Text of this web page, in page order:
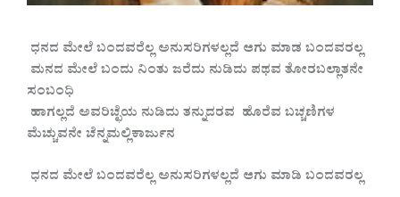
ಧನದ ಮೇಲೆ ಬಂದವರೆಲ್ಲ ಅನುಸರಿಗಳಲ್ಲದೆ ಆಗು ಮಾಡ ಬಂದವರಲ್ಲ
ಮನದ ಮೇಲೆ ಬಂದು ನಿಂತು ಜರೆದು ನುಡಿದು ಪಥವ ತೋರಬಲ್ಲಾತನೇ
ಸಂಬಂಧಿ
ಹಾಗಲ್ಲದೆ ಅವರಿಚ್ಛೆಯ ನುಡಿದು ತನ್ನುದರವ ಹೊರೆವ ಬಚ್ಚಣಿಗಳ
ಮೆಚ್ಚುವನೇ ಚೆನ್ನಮಲ್ಲಿಕಾರ್ಜುನ
ಧನದ ಮೇಲೆ ಬಂದವರೆಲ್ಲ ಅನುಸರಿಗಳಲ್ಲದೆ ಆಗು ಮಾಡಿ ಬಂದವರಲ್ಲ